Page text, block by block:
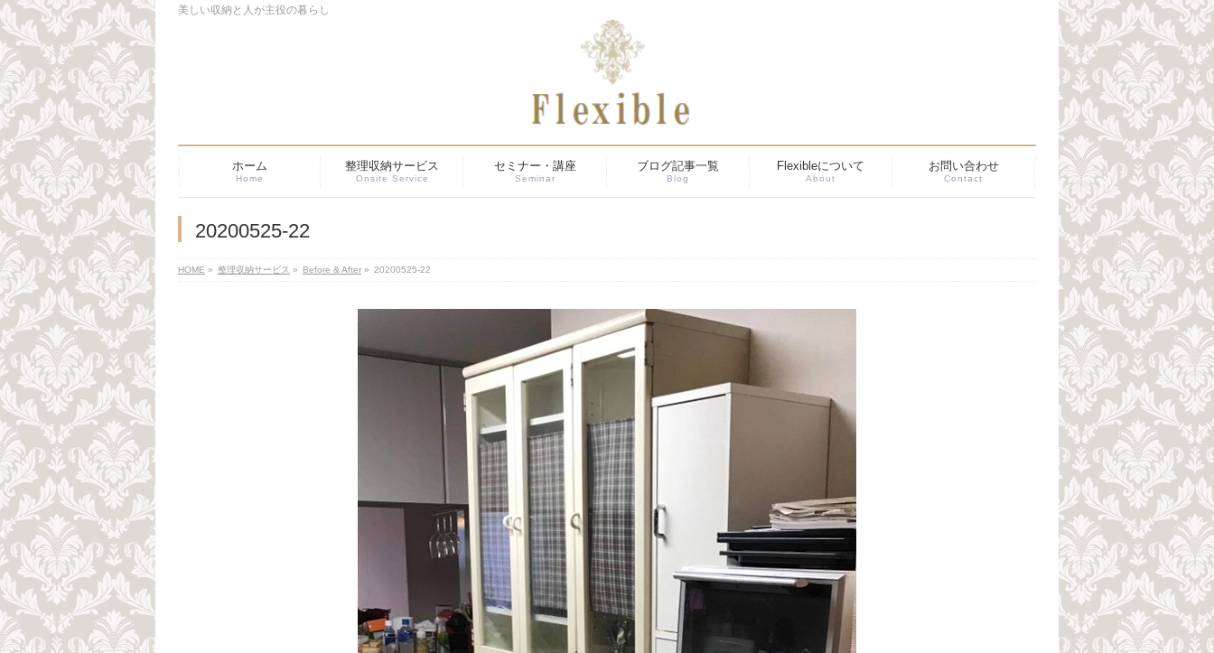
美しい収納と人が主役の暮らし
ホーム
Home
整理収納サービス
Onsite Service
セミナー・講座
Seminar
ブログ記事一覧
Blog
Flexibleについて
About
お問い合わせ
Contact
20200525-22
HOME » 整理収納サービス » Before & After » 20200525-22